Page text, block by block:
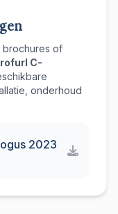
brochures of
C-
onderhoud
2023